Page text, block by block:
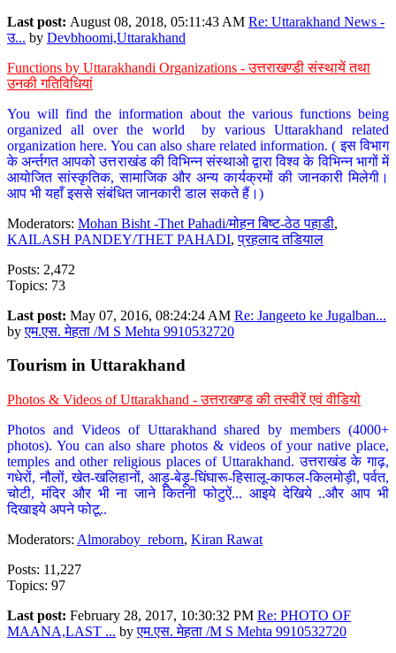
Last post: August 08, 2018, 05:11:43 AM Re: Uttarakhand News -
उ... by Devbhoomi,Uttarakhand
Functions by Uttarakhandi Organizations - उत्तराखण्डी संस्थायें तथा
उनकी गतिविधियां
You will find the information about the various functions being
organized all over the world by various Uttarakhand related
organization here. You can also share related information. ( इस विभाग
के अर्न्तगत आपको उत्तराखंड की विभिन्न संस्थाओ द्वारा विश्व के विभिन्न भागों में
आयोजित सांस्कृतिक, सामाजिक और अन्य कार्यक्रमों की जानकारी मिलेगी।
आप भी यहाँ इससे संबंधित जानकारी डाल सकते हैं।)
Moderators: Mohan Bisht -Thet Pahadi/मोहन बिष्ट-ठेठ पहाडी,
KAILASH PANDEY/THET PAHADI,प्रहलाद तडियाल
Posts: 2,472
Topics: 73
Last post: May 07, 2016, 08:24:24 AM Re: Jangeeto ke Jugalban...
byएम.एस. मेहता /M S Mehta 9910532720
Tourism in Uttarakhand
Photos & Videos of Uttarakhand - उत्तराखण्ड की तस्वीरें एवं वीडियो
Photos and Videos of Uttarakhand shared by members (4000+
photos). You can also share photos & videos of your native place,
temples and other religious places of Uttarakhand. उत्तराखंड के गाढ़,
गधेरों, नौलों, खेत-खलिहानों, आड़ू-बेड़ू-घिंघारू-हिसालू-काफल-किलमोड़ी, पर्वत,
चोटी, मंदिर और भी ना जाने कितनी फोटुऐं... आइये देखिये ..और आप भी
दिखाइये अपने फोटू..
Moderators: Almoraboy_reborn, Kiran Rawat
Posts: 11,227
Topics: 97
Last post: February 28, 2017, 10:30:32 PM Re: PHOTO OF
MAANA,LAST ... byएम.एस. मेहता /M S Mehta 9910532720